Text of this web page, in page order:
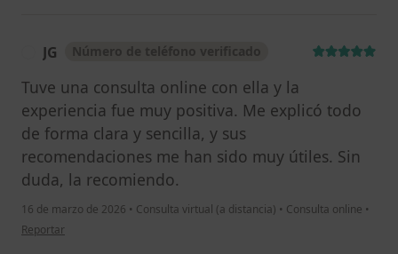
JG
Tuve una consulta online con ella y la
experiencia fue muy positiva. Me explicó todo
de forma clara y sencilla, y sus
recomendaciones me han sido muy útiles. Sin
duda, la recomiendo.
16 de marzo de 2026 • Consulta virtual (a distancia) • Consulta online •
en opinión del usuario JG
Reportar